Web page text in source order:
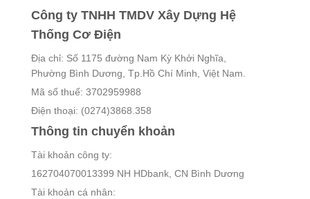
Công ty TNHH TMDV Xây Dựng Hệ
Thống Cơ Điện
Địa chỉ: Số 1175 đường Nam Kỳ Khởi Nghĩa,
Phường Bình Dương, Tp.Hồ Chí Minh, Việt Nam.
Mã số thuế: 3702959988
Điện thoại: (0274)3868.358
Thông tin chuyển khoản
Tài khoản công ty:
162704070013399 NH HDbank, CN Bình Dương
Tài khoản cá nhân: